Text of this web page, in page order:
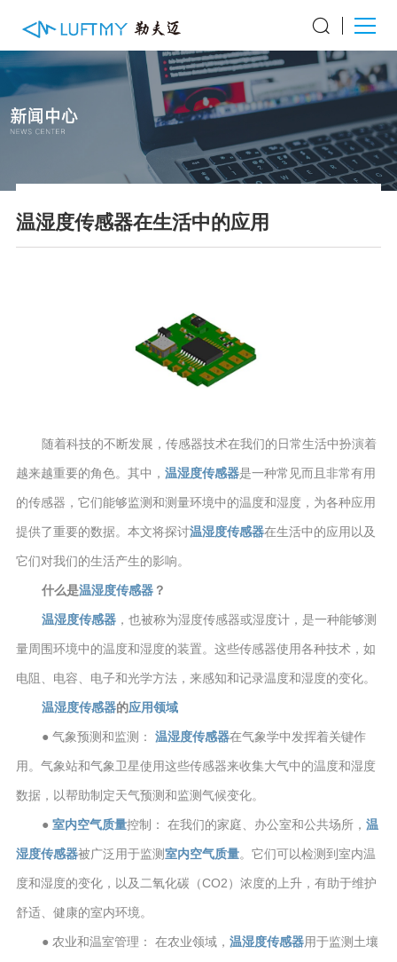
温湿度传感器在生活中的应用
随着科技的不断发展，传感器技术在我们的日常生活中扮演着
越来越重要的角色。其中， 温湿度传感器是一种常见而且非常有用
的传感器，它们能够监测和测量环境中的温度和湿度，为各种应用
提供了重要的数据。本文将探讨温湿度传感器在生活中的应用以及
它们对我们的生活产生的影响。
什么是温湿度传感器？
温湿度传感器，也被称为湿度传感器或湿度计，是一种能够测
量周围环境中的温度和湿度的装置。这些传感器使用各种技术，如
电阻、电容、电子和光学方法，来感知和记录温度和湿度的变化。
温湿度传感器的应用领域
● 气象预测和监测： 温湿度传感器在气象学中发挥着关键作
用。气象站和气象卫星使用这些传感器来收集大气中的温度和湿度
数据，以帮助制定天气预测和监测气候变化。
● 室内空气质量控制： 在我们的家庭、办公室和公共场所， 温
湿度传感器被广泛用于监测室内空气质量。它们可以检测到室内温
度和湿度的变化，以及二氧化碳（CO2）浓度的上升，有助于维护
舒适、健康的室内环境。
● 农业和温室管理： 在农业领域， 温湿度传感器用于监测土壤